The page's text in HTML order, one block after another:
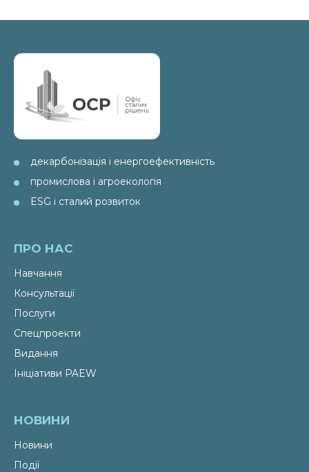
декарбонізація і енергоефективність
промислова і агроекологія
ESG і сталий розвиток
ПРО НАС
Навчання
Консультації
Послуги
Спецпроекти
Видання
Ініціативи PAEW
НОВИНИ
Новини
Події